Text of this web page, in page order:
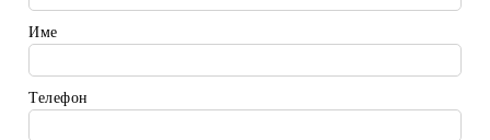
Име
Телефон